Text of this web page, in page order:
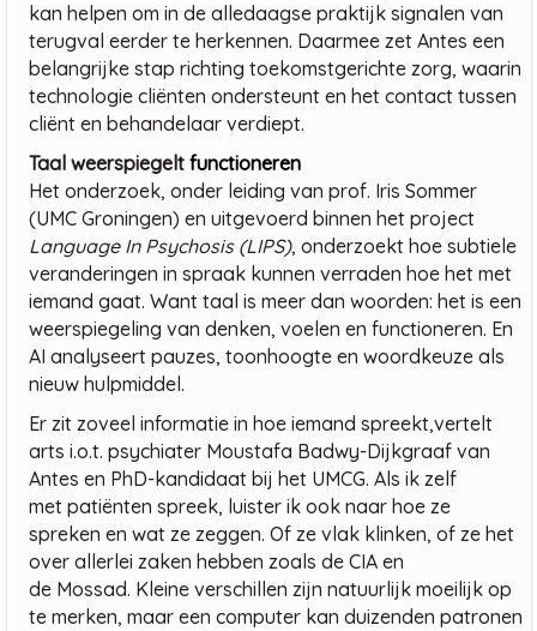
kan helpen om in de alledaagse praktijk signalen van
terugval eerder te herkennen. Daarmee zet Antes een
belangrijke stap richting toekomstgerichte zorg, waarin
technologie cliënten ondersteunt en het contact tussen
cliënt en behandelaar verdiept.
Taal weerspiegelt functioneren
Het onderzoek, onder leiding van prof. Iris Sommer
(UMC Groningen) en uitgevoerd binnen het project
Language In Psychosis (LIPS), onderzoekt hoe subtiele
veranderingen in spraak kunnen verraden hoe het met
iemand gaat. Want taal is meer dan woorden: het is een
weerspiegeling van denken, voelen en functioneren. En
AI analyseert pauzes, toonhoogte en woordkeuze als
nieuw hulpmiddel.
Er zit zoveel informatie in hoe iemand spreekt,vertelt
arts i.o.t. psychiater Moustafa Badwy-Dijkgraaf van
Antes en PhD-kandidaat bij het UMCG. Als ik zelf
met patiënten spreek, luister ik ook naar hoe ze
spreken en wat ze zeggen. Of ze vlak klinken, of ze het
over allerlei zaken hebben zoals de CIA en
de Mossad. Kleine verschillen zijn natuurlijk moeilijk op
te merken, maar een computer kan duizenden patronen